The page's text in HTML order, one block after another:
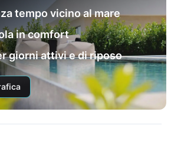
tempo vicino al mare
in comfort
giorni attivi e di riposo